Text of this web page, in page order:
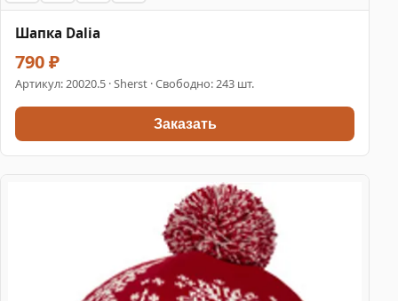
Шапка Dalia
790 ₽
Артикул:20020.5 · Sherst · Свободно: 243 шт.
Заказать